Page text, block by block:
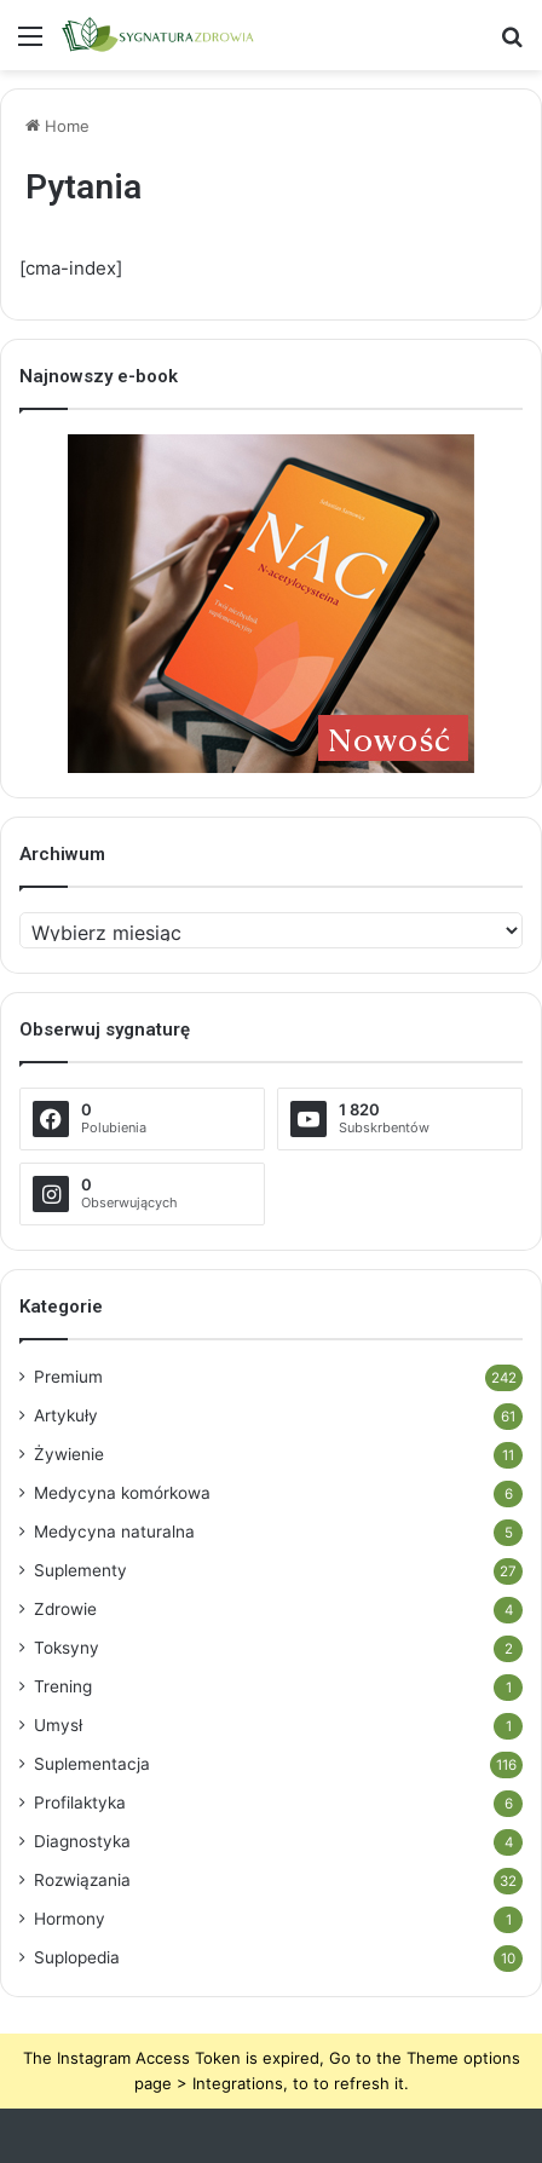
Menu
Home
Pytania
[cma-index]
Najnowszy e-book
Archiwum
Archiwum
Obserwuj sygnaturę
0
Polubienia
1 820
Subskrbentów
0
Obserwujących
Kategorie
Premium 242
Artykuły 61
Żywienie 11
Medycyna komórkowa 6
Medycyna naturalna 5
Suplementy 27
Zdrowie 4
Toksyny 2
Trening 1
Umysł 1
Suplementacja 116
Profilaktyka 6
Diagnostyka 4
Rozwiązania 32
Hormony 1
Suplopedia 10
The Instagram Access Token is expired, Go to the Theme options
page > Integrations, to to refresh it.